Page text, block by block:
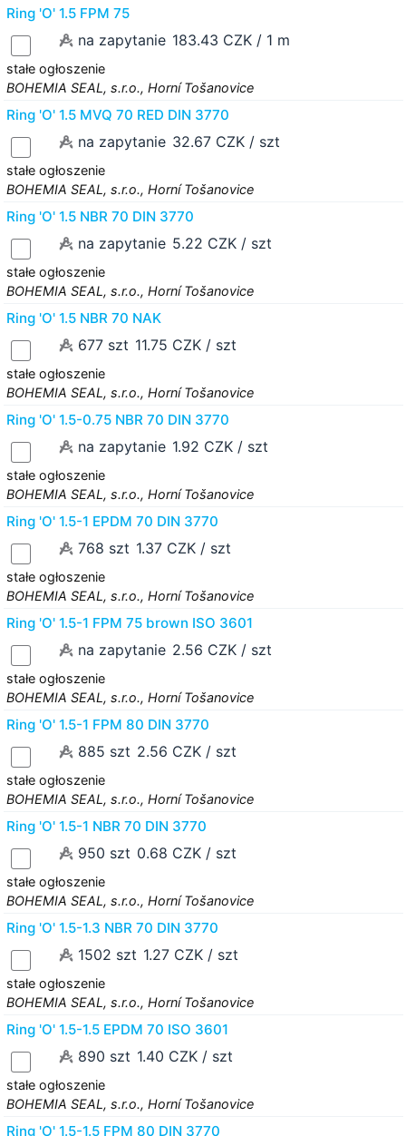
Ring 'O' 1.5 FPM 75
na zapytanie 183.43 CZK / 1 m
stałe ogłoszenie
BOHEMIA SEAL, s.r.o., Horní Tošanovice
Ring 'O' 1.5 MVQ 70 RED DIN 3770
na zapytanie 32.67 CZK / szt
stałe ogłoszenie
BOHEMIA SEAL, s.r.o., Horní Tošanovice
Ring 'O' 1.5 NBR 70 DIN 3770
na zapytanie 5.22 CZK / szt
stałe ogłoszenie
BOHEMIA SEAL, s.r.o., Horní Tošanovice
Ring 'O' 1.5 NBR 70 NAK
677 szt 11.75 CZK / szt
stałe ogłoszenie
BOHEMIA SEAL, s.r.o., Horní Tošanovice
Ring 'O' 1.5-0.75 NBR 70 DIN 3770
na zapytanie 1.92 CZK / szt
stałe ogłoszenie
BOHEMIA SEAL, s.r.o., Horní Tošanovice
Ring 'O' 1.5-1 EPDM 70 DIN 3770
768 szt 1.37 CZK / szt
stałe ogłoszenie
BOHEMIA SEAL, s.r.o., Horní Tošanovice
Ring 'O' 1.5-1 FPM 75 brown ISO 3601
na zapytanie 2.56 CZK / szt
stałe ogłoszenie
BOHEMIA SEAL, s.r.o., Horní Tošanovice
Ring 'O' 1.5-1 FPM 80 DIN 3770
885 szt 2.56 CZK / szt
stałe ogłoszenie
BOHEMIA SEAL, s.r.o., Horní Tošanovice
Ring 'O' 1.5-1 NBR 70 DIN 3770
950 szt 0.68 CZK / szt
stałe ogłoszenie
BOHEMIA SEAL, s.r.o., Horní Tošanovice
Ring 'O' 1.5-1.3 NBR 70 DIN 3770
1502 szt 1.27 CZK / szt
stałe ogłoszenie
BOHEMIA SEAL, s.r.o., Horní Tošanovice
Ring 'O' 1.5-1.5 EPDM 70 ISO 3601
890 szt 1.40 CZK / szt
stałe ogłoszenie
BOHEMIA SEAL, s.r.o., Horní Tošanovice
Ring 'O' 1.5-1.5 FPM 80 DIN 3770